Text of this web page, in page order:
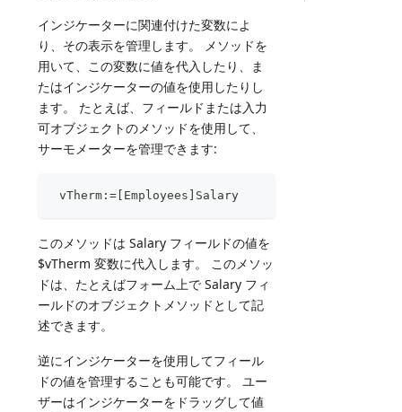
インジケーターに関連付けた変数によ
り、その表示を管理します。 メソッドを
用いて、この変数に値を代入したり、ま
たはインジケーターの値を使用したりし
ます。 たとえば、フィールドまたは入力
可オブジェクトのメソッドを使用して、
サーモメーターを管理できます:
vTherm:=[Employees]Salary
このメソッドは Salary フィールドの値を
$vTherm 変数に代入します。 このメソッ
ドは、たとえばフォーム上で Salary フィ
ールドのオブジェクトメソッドとして記
述できます。
逆にインジケーターを使用してフィール
ドの値を管理することも可能です。 ユー
ザーはインジケーターをドラッグして値